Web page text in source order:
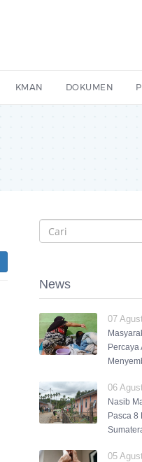
KMAN DOKUMEN
News
07
Percaya
06
Nasib
Pasca 8
05